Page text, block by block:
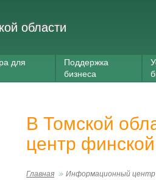
области
для
Поддержка
бизнеса
В Томской
центр
Главная Информационный центр